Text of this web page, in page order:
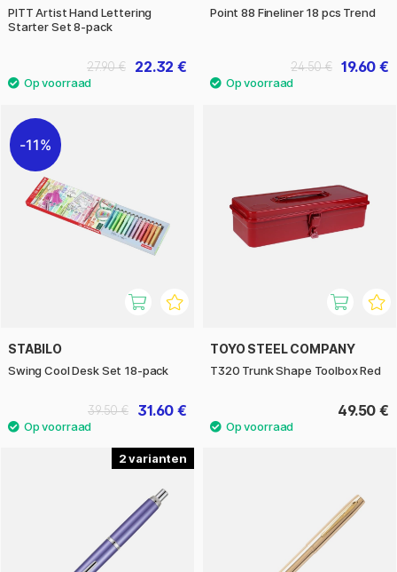
PITT Artist Hand Lettering
Starter Set 8-pack
22.32 €
27.90 €
Point 88 Fineliner 18 pcs Trend
19.60 €
24.50 €
11%
STABILO
Swing Cool Desk Set 18-pack
31.60 €
39.50 €
TOYO STEEL COMPANY
T320 Trunk Shape Toolbox Red
49.50 €
2